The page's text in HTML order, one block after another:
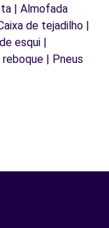
| Almofada
de tejadilho |
esqui |
| Pneus